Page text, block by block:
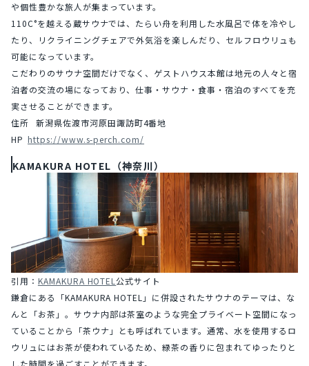
や個性豊かな旅人が集まっています。
110C°を越える蔵サウナでは、たらい舟を利用した水風呂で体を冷やし
たり、リクライニングチェアで外気浴を楽しんだり、セルフロウリュも
可能になっています。
こだわりのサウナ空間だけでなく、ゲストハウス本館は地元の人々と宿
泊者の交流の場になっており、仕事・サウナ・食事・宿泊のすべてを充
実させることができます。
住所	新潟県佐渡市河原田諏訪町4番地
https://www.s-perch.com/
KAMAKURA HOTEL（神奈川）
引用： KAMAKURA HOTEL公式サイト
鎌倉にある「KAMAKURA HOTEL」に併設されたサウナのテーマは、な
んと「お茶」。サウナ内部は茶室のような完全プライベート空間になっ
ていることから「茶ウナ」とも呼ばれています。通常、水を使用するロ
ウリュにはお茶が使われているため、緑茶の香りに包まれてゆったりと
した時間を過ごすことができます。